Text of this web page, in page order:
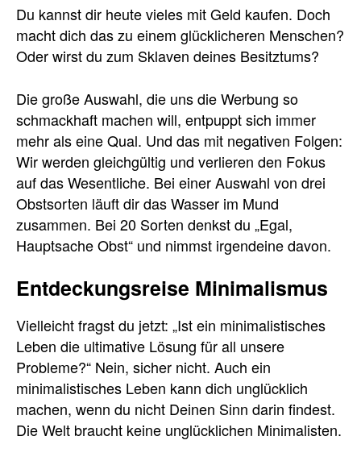
Du kannst dir heute vieles mit Geld kaufen. Doch
macht dich das zu einem glücklicheren Menschen?
Oder wirst du zum Sklaven deines Besitztums?
Die große Auswahl, die uns die Werbung so
schmackhaft machen will, entpuppt sich immer
mehr als eine Qual. Und das mit negativen Folgen:
Wir werden gleichgültig und verlieren den Fokus
auf das Wesentliche. Bei einer Auswahl von drei
Obstsorten läuft dir das Wasser im Mund
zusammen. Bei 20 Sorten denkst du „Egal,
Hauptsache Obst“ und nimmst irgendeine davon.
Entdeckungsreise Minimalismus
Vielleicht fragst du jetzt: „Ist ein minimalistisches
Leben die ultimative Lösung für all unsere
Probleme?“ Nein, sicher nicht. Auch ein
minimalistisches Leben kann dich unglücklich
machen, wenn du nicht Deinen Sinn darin findest.
Die Welt braucht keine unglücklichen Minimalisten.